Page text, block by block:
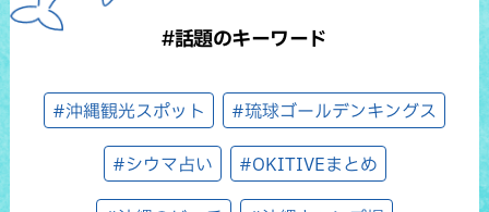
#話題のキーワード
#沖縄観光スポット #琉球ゴールデンキングス
#シウマ占い #OKITIVEまとめ